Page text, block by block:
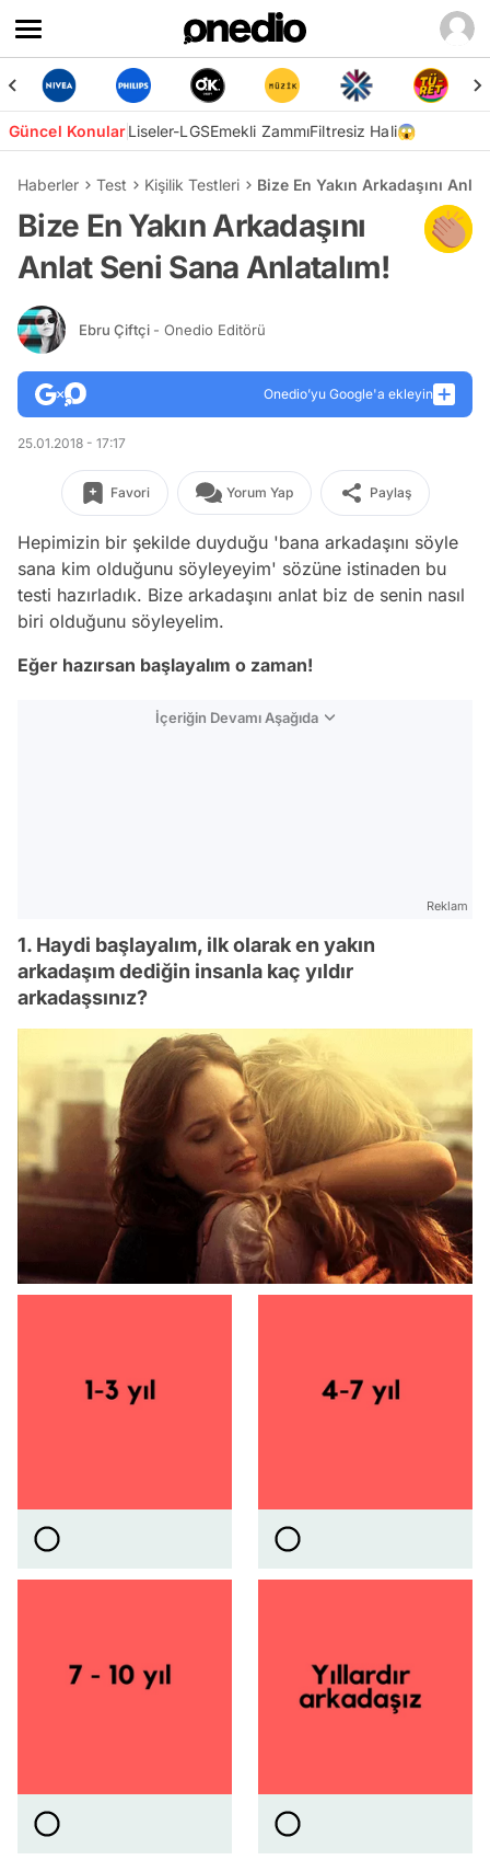
Güncel KonularLiseler-LGSEmekli ZammıFiltresiz Hali😱
Haberler Test Kişilik Testleri Bize En Yakın Arkadaşını
Bize En Yakın Arkadaşını
Anlat Seni Sana Anlatalım!
Ebru Çiftçi - Onedio Editörü
Onedio’yu Google'a ekleyin
25.01.2018 - 17:17
Favori Yorum Yap Paylaş
Hepimizin bir şekilde duyduğu 'bana arkadaşını söyle
sana kim olduğunu söyleyeyim' sözüne istinaden bu
testi hazırladık. Bize arkadaşını anlat biz de senin nasıl
biri olduğunu söyleyelim.
Eğer hazırsan başlayalım o zaman!
İçeriğin Devamı Aşağıda
Reklam
1. Haydi başlayalım, ilk olarak en yakın
arkadaşım dediğin insanla kaç yıldır
arkadaşsınız?